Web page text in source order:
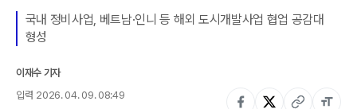
국내 정비사업, 베트남·인니 등 해외 도시개발사업 협업 공감대
형성
이재수 기자
입력 2026. 04. 09. 08:49